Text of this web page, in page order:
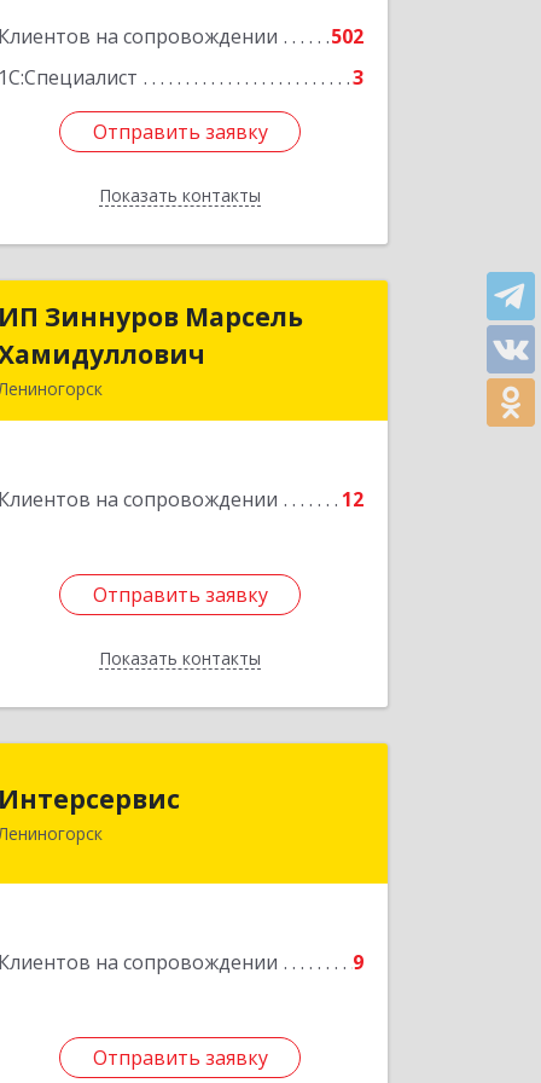
Клиентов на сопровождении
502
1С:Специалист
3
Отправить заявку
Показать контакты
Подробнее
Отправить заявку
Назад
ИП Зиннуров Марсель
Клиентов на сопровождении 12
Отправить заявку
Показать контакты
ИП Зиннуров Марсель
Хамидуллович
Отправить заявку
Назад
Интерсервис
Лениногорск
Клиентов на сопровождении 9
Отправить заявку
423250, Татарстан Респ, Лениногорск
Отправить заявку